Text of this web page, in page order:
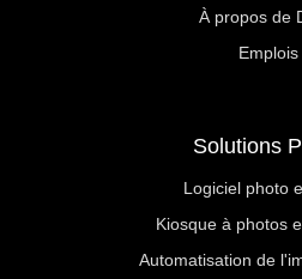
À propos de
Emplois
Solutions
Logiciel photo
Kiosque à photos
Automatisation de